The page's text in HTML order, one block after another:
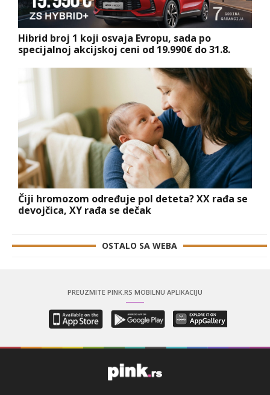
Hibrid broj 1 koji osvaja Evropu, sada po
specijalnoj akcijskoj ceni od 19.990€ do 31.8.
Čiji hromozom određuje pol deteta? XX rađa se
devojčica, XY rađa se dečak
OSTALO SA WEBA
PREUZMITE PINK.RS MOBILNU APLIKACIJU